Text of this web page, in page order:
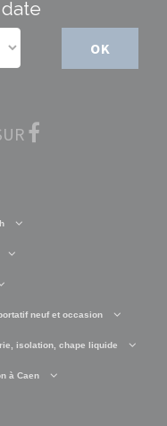
OK
neuf et occasion
isolation, chape liquide
à Caen